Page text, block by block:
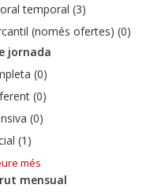
temporal (3)
(només ofertes) (0)
jornada
(0)
(0)
(0)
(1)
més
mensual